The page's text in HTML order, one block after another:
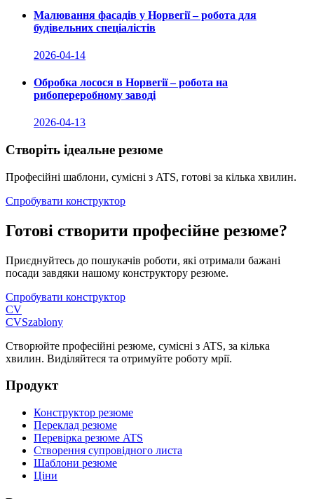
Малювання фасадів у Норвегії – робота для
будівельних спеціалістів
2026-04-14
Обробка лосося в Норвегії – робота на
рибопереробному заводі
2026-04-13
Створіть ідеальне резюме
Професійні шаблони, сумісні з ATS, готові за кілька хвилин.
Спробувати конструктор
Готові створити професійне резюме?
Приєднуйтесь до пошукачів роботи, які отримали бажані
посади завдяки нашому конструктору резюме.
Спробувати конструктор
CV
CVSzablony
Створюйте професійні резюме, сумісні з ATS, за кілька
хвилин. Виділяйтеся та отримуйте роботу мрії.
Продукт
Конструктор резюме
Переклад резюме
Перевірка резюме ATS
Створення супровідного листа
Шаблони резюме
Ціни